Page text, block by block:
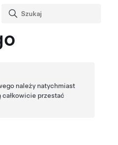
należy natychmiast
przestać